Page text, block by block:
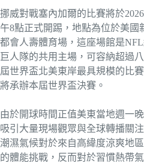
挪威對戰塞內加爾的比賽將於
午8點正式開踢，地點為位於美國
都會人壽體育場，這座場館是
巨人隊的共用主場，可容納超過
屆世界盃北美東岸最具規模的比
將承辦本屆世界盃決賽。
由於開球時間正值美東當地週一
吸引大量現場觀眾與全球轉播關
潮濕氣候對於來自高緯度涼爽地
的體能挑戰，反而對於習慣熱帶